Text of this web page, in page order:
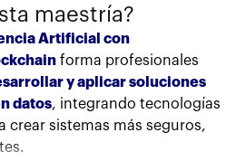
maestría?
Artificial con
forma profesionales
y aplicar soluciones
datos, integrando tecnologías
crear sistemas más seguros,